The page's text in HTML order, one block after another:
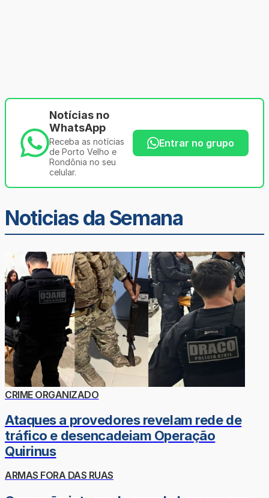
Notícias no
WhatsApp
Receba as notícias
de Porto Velho e
Rondônia no seu
celular.
Entrar no grupo
Noticias da Semana
CRIME ORGANIZADO
Ataques a provedores revelam rede de
tráfico e desencadeiam Operação
Quirinus
ARMAS FORA DAS RUAS